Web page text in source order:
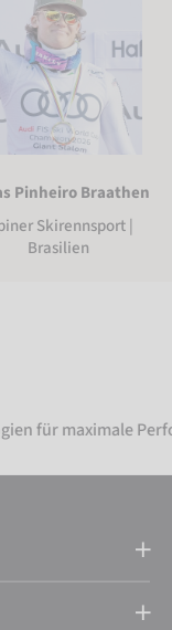
Pinheiro Braathen
Skirennsport |
Brasilien
Performance